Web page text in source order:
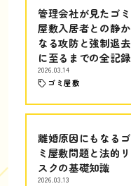
管理会社が見たゴミ
屋敷入居者との静か
なる攻防と強制退去
に至るまでの全記録
2026.03.14
ゴミ屋敷
離婚原因にもなるゴ
ミ屋敷問題と法的リ
スクの基礎知識
2026.03.13